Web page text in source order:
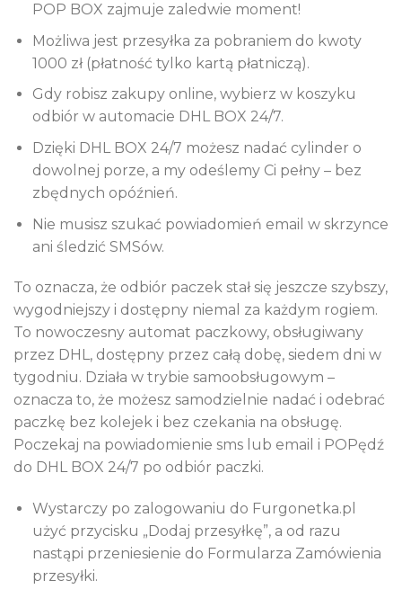
POP BOX zajmuje zaledwie moment!
Możliwa jest przesyłka za pobraniem do kwoty
1000 zł (płatność tylko kartą płatniczą).
Gdy robisz zakupy online, wybierz w koszyku
odbiór w automacie DHL BOX 24/7.
Dzięki DHL BOX 24/7 możesz nadać cylinder o
dowolnej porze, a my odeślemy Ci pełny – bez
zbędnych opóźnień.
Nie musisz szukać powiadomień email w skrzynce
ani śledzić SMSów.
To oznacza, że odbiór paczek stał się jeszcze szybszy,
wygodniejszy i dostępny niemal za każdym rogiem.
To nowoczesny automat paczkowy, obsługiwany
przez DHL, dostępny przez całą dobę, siedem dni w
tygodniu. Działa w trybie samoobsługowym –
oznacza to, że możesz samodzielnie nadać i odebrać
paczkę bez kolejek i bez czekania na obsługę.
Poczekaj na powiadomienie sms lub email i POPędź
do DHL BOX 24/7 po odbiór paczki.
Wystarczy po zalogowaniu do Furgonetka.pl
użyć przycisku „Dodaj przesyłkę”, a od razu
nastąpi przeniesienie do Formularza Zamówienia
przesyłki.